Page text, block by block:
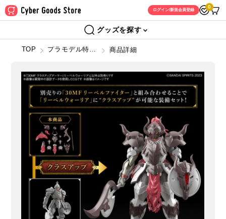
ログイン/新規会員登録
0
グッズを探す
TOP プラモデル特設ショップ 商品詳細